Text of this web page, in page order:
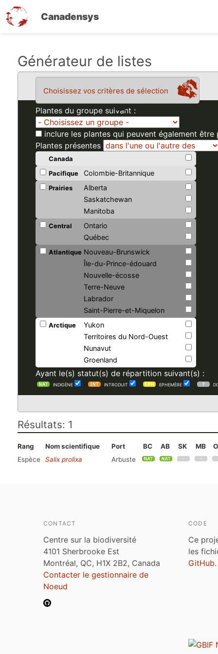
Canadensys
Générateur de listes
Choisissez vos critères de sélection
Plantes du groupe suivant :
inclure les plantes qui peuvent également
Plantes présentes
Canada
Pacifique
Colombie-Britannique
Prairies
Alberta
Saskatchewan
Manitoba
Central
Ontario
Québec
Atlantique Nouveau-Brunswick
Île-du-Prince-édouard
Nouvelle-écosse
Terre-Neuve
Labrador
Saint-Pierre-et-Miquelon
Arctique
Yukon
Territoires du Nord-Ouest
Nunavut
Groenland
Ayant le(s) statut(s) de répartition suivant(s) :
INDIGÈNE INTRODUIT EPHEMÈRE
Résultats: 1
Rang Nom scientifique Port BC AB SK MB
Espèce
Salix prolixa Arbuste
CONTACT
Centre sur la biodiversité
4101 Sherbrooke Est
Montréal, QC, H1X 2B2, Canada
Contacter le gestionnaire de
Noeud
CODE
Ce
les
GitHub.